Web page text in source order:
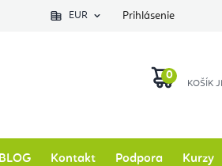
EUR Prihlásenie
KOŠÍK
BLOG Kontakt Podpora Kurzy